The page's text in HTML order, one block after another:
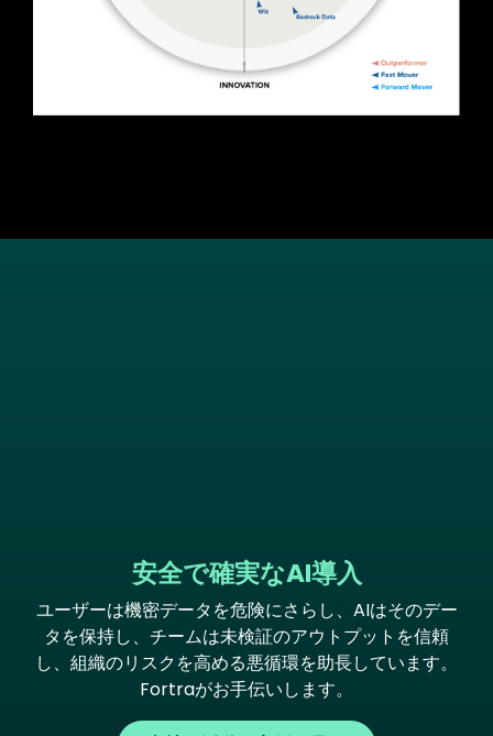
安全で確実なAI導入
ユーザーは機密データを危険にさらし、AIはそのデー
タを保持し、チームは未検証のアウトプットを信頼
し、組織のリスクを高める悪循環を助長しています。
Fortraがお手伝いします。